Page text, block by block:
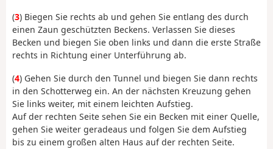
(3) Biegen Sie rechts ab und gehen Sie entlang des durch
einen Zaun geschützten Beckens. Verlassen Sie dieses
Becken und biegen Sie oben links und dann die erste Straße
rechts in Richtung einer Unterführung ab.
(4) Gehen Sie durch den Tunnel und biegen Sie dann rechts
in den Schotterweg ein. An der nächsten Kreuzung gehen
Sie links weiter, mit einem leichten Aufstieg.
Auf der rechten Seite sehen Sie ein Becken mit einer Quelle,
gehen Sie weiter geradeaus und folgen Sie dem Aufstieg
bis zu einem großen alten Haus auf der rechten Seite.